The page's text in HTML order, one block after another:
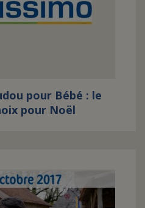
PRESSEpour Bébé : le
pour Noël